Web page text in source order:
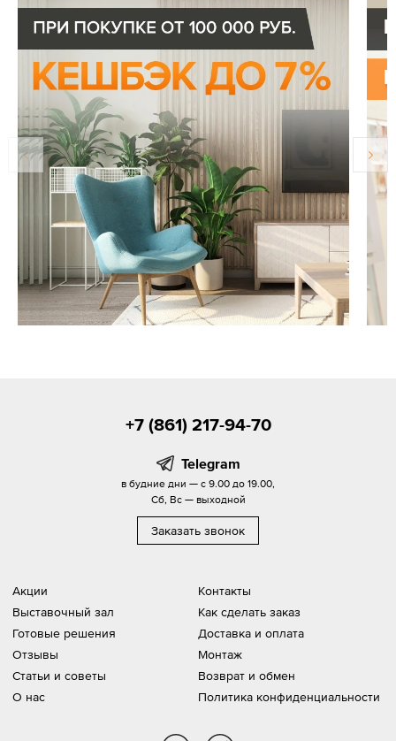
Акции
Выставочный зал
Готовые решения
Отзывы
Статьи и советы
О нас
Контакты
Как сделать заказ
Доставка и оплата
Монтаж
Возврат и обмен
Политика конфиденциальности
+7 (861) 217-94-70
Telegram
в будние дни — с 9.00 до 19.00,
Сб, Вс — выходной
Заказать звонок